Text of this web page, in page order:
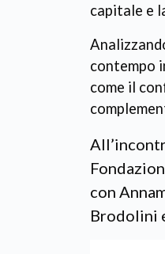
capitale e
contempo
come il
con
Brodolini